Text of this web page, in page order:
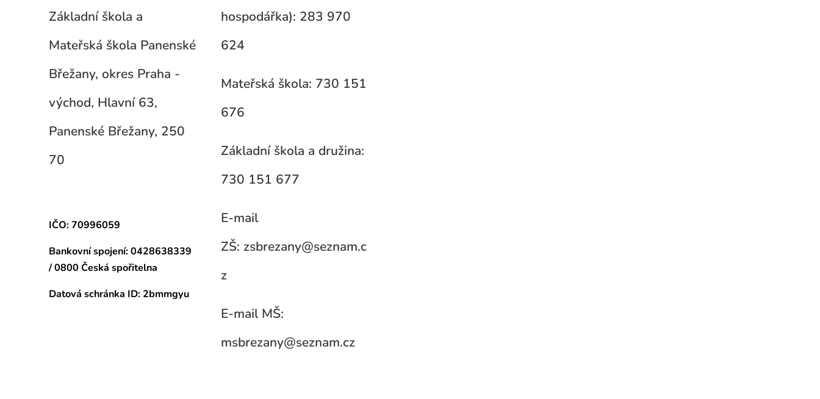
Základní škola a
Mateřská škola Panenské
Břežany, okres Praha -
východ, Hlavní 63,
Panenské Břežany, 250
70
IČO: 70996059
Bankovní spojení:0428638339
/ 0800 Česká spořitelna
Datová schránka ID: 2bmmgyu
hospodářka): 283 970
624
Mateřská škola: 730 151
676
Základní škola a družina:
730 151 677
E-mail
ZŠ: zsbrezany@seznam.c
z
E-mail MŠ:
msbrezany@seznam.cz